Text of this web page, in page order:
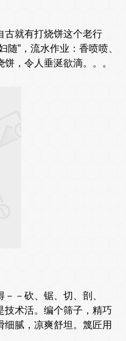
古就有打烧饼这个老行
随”，流水作业：香喷喷、
，令人垂涎欲滴。。。
－砍、锯、切、剖、
技术活。编个筛子，精巧
腻，凉爽舒坦。篾匠用